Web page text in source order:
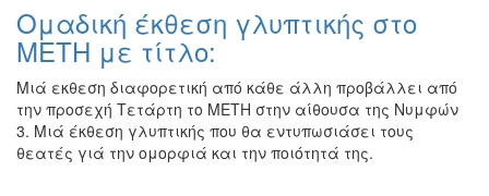
Διημερίδες
Σεμινάρια-
Διαλέξεις-
Ομιλίες
Διάφορες
Εκθέσεις
Ομαδική έκθεση γλυπτικής στο
ΜΕΤΗ με τίτλο:
Μιά εκθεση διαφορετική από κάθε άλλη προβάλλει από
την προσεχή Τετάρτη το ΜΕΤΗ στην αίθουσα της Νυμφών
3. Μιά έκθεση γλυπτικής που θα εντυπωσιάσει τους
θεατές γιά την ομορφιά και την ποιότητά της.